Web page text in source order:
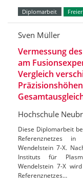
Diplomarbeit Freier
Sven Müller
Vermessung
am
Vergleich
Hochschule
Diese Diplomarbeit
Referenznetzes
Wendelstein 7-X.
Instituts für
Wendelstein 7-X
Referenznetzes…